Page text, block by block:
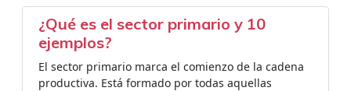
¿Qué es el sector primario y 10
ejemplos?
El sector primario marca el comienzo de la cadena
productiva. Está formado por todas aquellas